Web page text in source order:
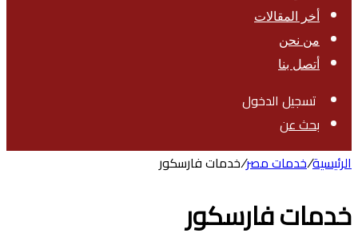
أخر المقالات
من نحن
أتصل بنا
تسجيل الدخول
بحث عن
الرئيسية/خدمات مصر/خدمات فارسكور
خدمات فارسكور